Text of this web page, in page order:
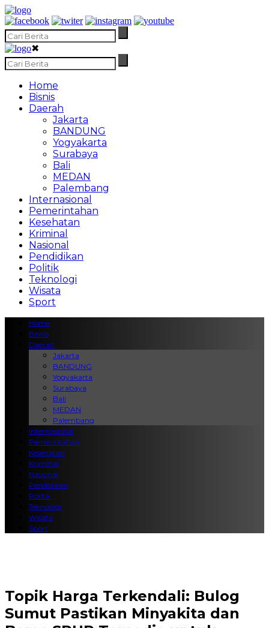
✖
Home
Bisnis
Daerah
Jakarta
BANDUNG
Yogyakarta
Surabaya
Bali
MEDAN
Palembang
Internasional
Pemerintahan
Kesehatan
Kriminal
Nasional
Pendidikan
Politik
Teknologi
Wisata
Sport
Home
Bisnis
Daerah
Jakarta
BANDUNG
Yogyakarta
Surabaya
Bali
MEDAN
Palembang
Internasional
Pemerintahan
Kesehatan
Kriminal
Nasional
Pendidikan
Politik
Teknologi
Wisata
Sport
Topik Harga Terkendali: Bulog
Sumut Pastikan Minyakita dan